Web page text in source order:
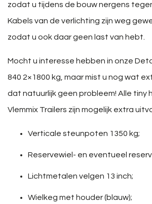
zodat u tijdens de bouw nergens
Kabels van de verlichting zijn weg
zodat u ook daar geen last van hebt.
Mocht u interesse hebben in onze
840 2×1800 kg, maar mist u nog wat
dat natuurlijk geen probleem! Alle tiny
Vlemmix Trailers zijn mogelijk extra
Verticale steunpoten 1350 kg;
Reservewiel- en eventueel
Lichtmetalen velgen 13 inch;
Wielkeg met houder (blauw);